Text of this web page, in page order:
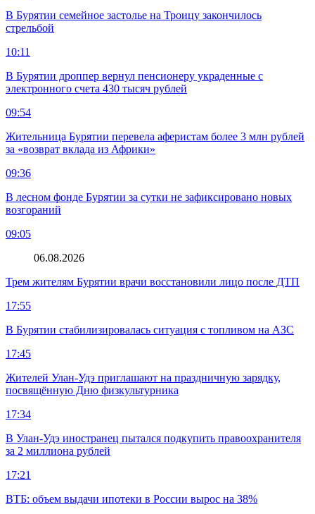
В Бурятии семейное застолье на Троицу закончилось
стрельбой
10:11
В Бурятии дроппер вернул пенсионеру украденные с
электронного счета 430 тысяч рублей
09:54
Жительница Бурятии перевела аферистам более 3 млн рублей
за «возврат вклада из Африки»
09:36
В лесном фонде Бурятии за сутки не зафиксировано новых
возгораний
09:05
06.08.2026
Трем жителям Бурятии врачи восстановили лицо после ДТП
17:55
В Бурятии стабилизировалась ситуация с топливом на АЗС
17:45
Жителей Улан-Удэ приглашают на праздничную зарядку,
посвящённую Дню физкультурника
17:34
В Улан-Удэ иностранец пытался подкупить правоохранителя
за 2 миллиона рублей
17:21
ВТБ: объем выдачи ипотеки в России вырос на 38%